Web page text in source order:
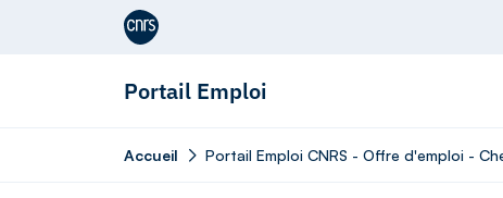
Aller au contenu
Portail Emploi
Accueil Portail Emploi CNRS - Offre d'emploi -